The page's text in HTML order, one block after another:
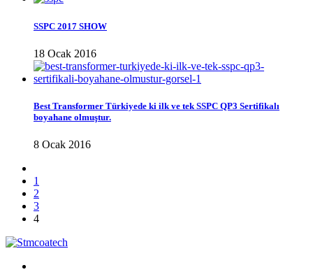
SSPC 2017 SHOW
18 Ocak 2016
Best Transformer Türkiyede ki ilk ve tek SSPC QP3 Sertifikalı
boyahane olmuştur.
8 Ocak 2016
1
2
3
4